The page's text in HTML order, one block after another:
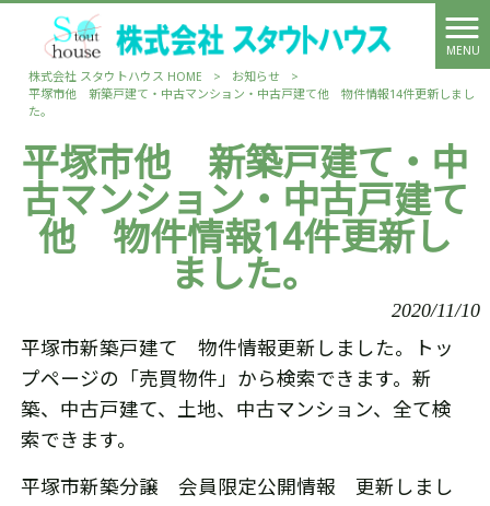
MENU
株式会社 スタウトハウス HOME
> お知らせ
>
平塚市他 新築戸建て・中古マンション・中古戸建て他 物件情報14件更新しまし
た。
平塚市他 新築戸建て・中
古マンション・中古戸建て
他 物件情報14件更新し
ました。
2020/11/10
平塚市新築戸建て 物件情報更新しました。トッ
プページの「売買物件」から検索できます。新
築、中古戸建て、土地、中古マンション、全て検
索できます。
平塚市新築分譲 会員限定公開情報 更新しまし